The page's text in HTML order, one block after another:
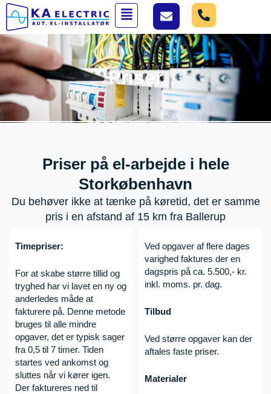
Gå
indholdet
Menu
Priser
Priser på el-arbejde i hele
Storkøbenhavn
Du behøver ikke at tænke på køretid, det er samme
pris i en afstand af 15 km fra Ballerup
Timepriser:
For at skabe større tillid og
tryghed har vi lavet en ny og
anderledes måde at
fakturere på. Denne metode
bruges til alle mindre
opgaver, det er typisk sager
fra 0,5 til 7 timer. Tiden
startes ved ankomst og
sluttes når vi kører igen.
Der faktureres ned til
Ved opgaver af flere dages
varighed faktures der en
dagspris på ca. 5.500,- kr.
inkl. moms. pr. dag.
Tilbud
Ved større opgaver kan der
aftales faste priser.
Materialer